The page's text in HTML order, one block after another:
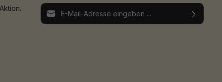
E-Mail-Adresse*